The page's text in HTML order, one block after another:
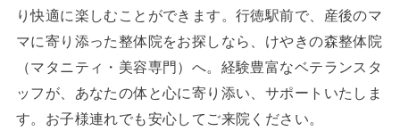
り快適に楽しむことができます。行徳駅前で、産後のマ
マに寄り添った整体院をお探しなら、けやきの森整体院
（マタニティ・美容専門）へ。経験豊富なベテランスタ
ッフが、あなたの体と心に寄り添い、サポートいたしま
す。お子様連れでも安心してご来院ください。